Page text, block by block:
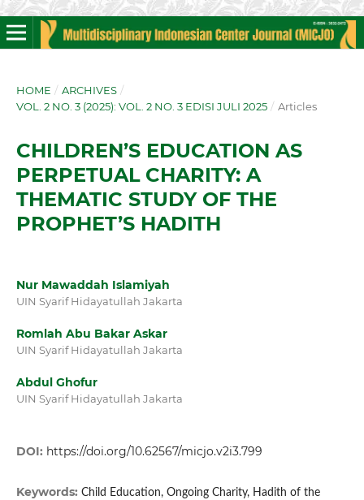
HOME / ARCHIVES /
VOL. 2 NO. 3 (2025): VOL. 2 NO. 3 EDISI JULI 2025 / Articles
CHILDREN’S EDUCATION AS
PERPETUAL CHARITY: A
THEMATIC STUDY OF THE
PROPHET’S HADITH
Nur Mawaddah Islamiyah
UIN Syarif Hidayatullah Jakarta
Romlah Abu Bakar Askar
UIN Syarif Hidayatullah Jakarta
Abdul Ghofur
UIN Syarif Hidayatullah Jakarta
DOI: https://doi.org/10.62567/micjo.v2i3.799
Keywords: Child Education, Ongoing Charity, Hadith of the